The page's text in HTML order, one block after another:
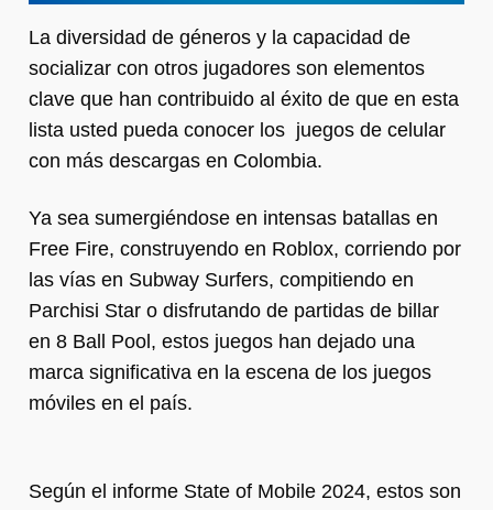
La diversidad de géneros y la capacidad de
socializar con otros jugadores son elementos
clave que han contribuido al éxito de que en esta
lista usted pueda conocer los juegos de celular
con más descargas en Colombia.
Ya sea sumergiéndose en intensas batallas en
Free Fire, construyendo en Roblox, corriendo por
las vías en Subway Surfers, compitiendo en
Parchisi Star o disfrutando de partidas de billar
en 8 Ball Pool, estos juegos han dejado una
marca significativa en la escena de los juegos
móviles en el país.
Según el informe State of Mobile 2024, estos son